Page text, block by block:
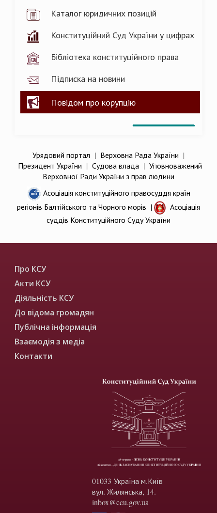
Каталог юридичних позицій
Конституційний Суд України у цифрах
Бібліотека конституційного права
Підписка на новини
Повідом про корупцію
Урядовий портал | Верховна Рада України |
Президент України | Судова влада| Уповноважений
Верховної Ради України з прав людини
Асоціація конституційного правосуддя країн
регіонів Балтійського та Чорного морів |
Асоціація
суддів Конституційного Суду України
Про КСУ
Акти КСУ
Діяльність КСУ
До відома громадян
Публічна інформація
Взаємодія з медіа
Контакти
01033 Україна м.Київ
вул. Жилянська, 14.
inbox@ccu.gov.ua